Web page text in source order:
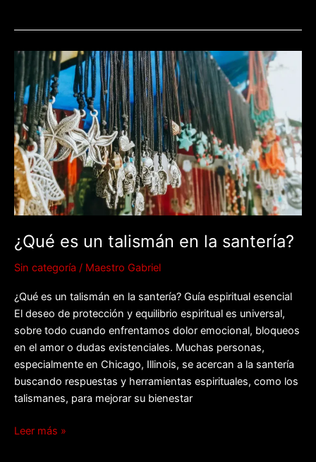
¿Qué es un talismán en la santería?
Sin categoría / Maestro Gabriel
¿Qué es un talismán en la santería? Guía espiritual esencial
El deseo de protección y equilibrio espiritual es universal,
sobre todo cuando enfrentamos dolor emocional, bloqueos
en el amor o dudas existenciales. Muchas personas,
especialmente en Chicago, Illinois, se acercan a la santería
buscando respuestas y herramientas espirituales, como los
talismanes, para mejorar su bienestar
¿Qué
es
un
talismán
en
la
santería?
Leer más »